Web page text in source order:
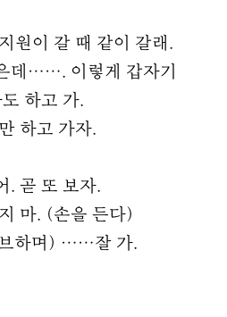
원이 갈 때 같이 갈래.
데……. 이렇게 갑자기
하고 가.
하고 가자.
. 곧 또 보자.
마. (손을 든다)
하며) ……잘 가.